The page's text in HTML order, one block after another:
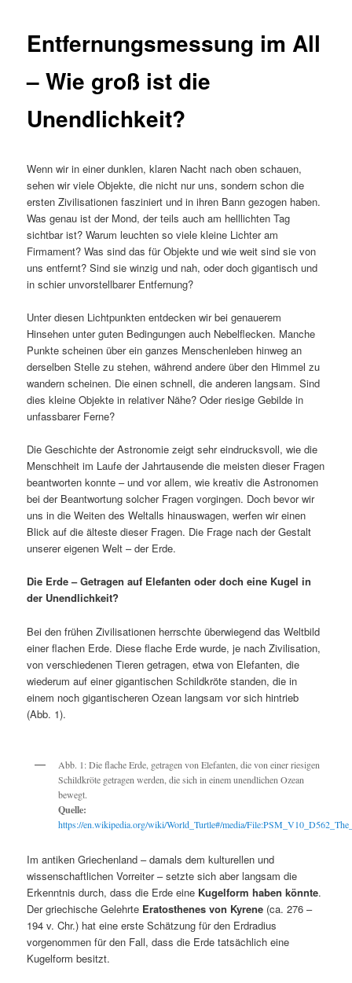
Entfernungsmessung im All
– Wie groß ist die
Unendlichkeit?
Wenn wir in einer dunklen, klaren Nacht nach oben schauen,
sehen wir viele Objekte, die nicht nur uns, sondern schon die
ersten Zivilisationen fasziniert und in ihren Bann gezogen haben.
Was genau ist der Mond, der teils auch am helllichten Tag
sichtbar ist? Warum leuchten so viele kleine Lichter am
Firmament? Was sind das für Objekte und wie weit sind sie von
uns entfernt? Sind sie winzig und nah, oder doch gigantisch und
in schier unvorstellbarer Entfernung?
Unter diesen Lichtpunkten entdecken wir bei genauerem
Hinsehen unter guten Bedingungen auch Nebelflecken. Manche
Punkte scheinen über ein ganzes Menschenleben hinweg an
derselben Stelle zu stehen, während andere über den Himmel zu
wandern scheinen. Die einen schnell, die anderen langsam. Sind
dies kleine Objekte in relativer Nähe? Oder riesige Gebilde in
unfassbarer Ferne?
Die Geschichte der Astronomie zeigt sehr eindrucksvoll, wie die
Menschheit im Laufe der Jahrtausende die meisten dieser Fragen
beantworten konnte – und vor allem, wie kreativ die Astronomen
bei der Beantwortung solcher Fragen vorgingen. Doch bevor wir
uns in die Weiten des Weltalls hinauswagen, werfen wir einen
Blick auf die älteste dieser Fragen. Die Frage nach der Gestalt
unserer eigenen Welt – der Erde.
Die Erde – Getragen auf Elefanten oder doch eine Kugel in
der Unendlichkeit?
Bei den frühen Zivilisationen herrschte überwiegend das Weltbild
einer flachen Erde. Diese flache Erde wurde, je nach Zivilisation,
von verschiedenen Tieren getragen, etwa von Elefanten, die
wiederum auf einer gigantischen Schildkröte standen, die in
einem noch gigantischeren Ozean langsam vor sich hintrieb
(Abb. 1).
Abb. 1: Die flache Erde, getragen von Elefanten, die von einer riesigen
Schildkröte getragen werden, die sich in einem unendlichen Ozean
bewegt.
Quelle:
https://en.wikipedia.org/wiki/World_Turtle#/media/
Im antiken Griechenland – damals dem kulturellen und
wissenschaftlichen Vorreiter – setzte sich aber langsam die
Erkenntnis durch, dass die Erde eine Kugelform haben könnte.
Der griechische Gelehrte Eratosthenes von Kyrene (ca. 276 –
194 v. Chr.) hat eine erste Schätzung für den Erdradius
vorgenommen für den Fall, dass die Erde tatsächlich eine
Kugelform besitzt.